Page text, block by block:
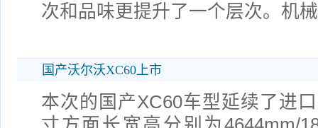
次和品味更提升了一个层次。机
国产沃尔沃XC60上市
本次的国产XC60车型延续了进